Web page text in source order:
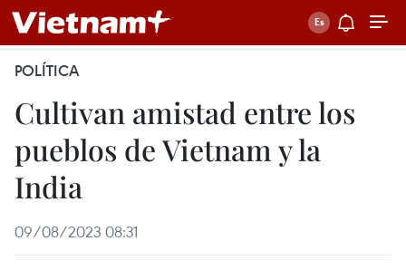
POLÍTICA
Cultivan amistad entre los
pueblos de Vietnam y la
India
09/08/2023 08:31